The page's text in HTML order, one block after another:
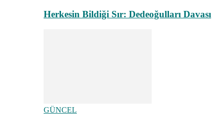
Herkesin Bildiği Sır: Dedeoğulları Davası
GÜNCEL